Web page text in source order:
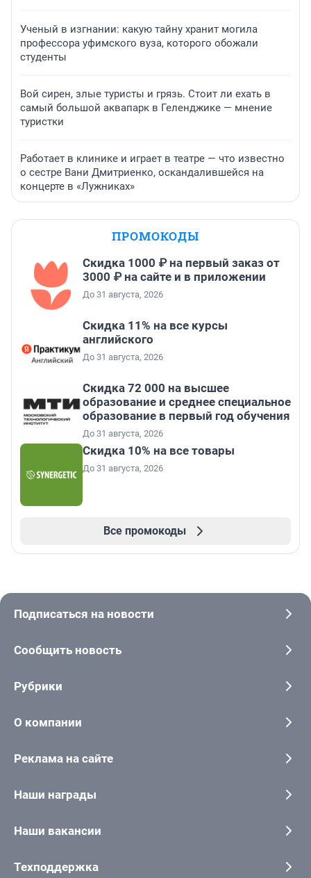
Ученый в изгнании: какую тайну хранит могила
профессора уфимского вуза, которого обожали
студенты
Вой сирен, злые туристы и грязь. Стоит ли ехать в
самый большой аквапарк в Геленджике — мнение
туристки
Работает в клинике и играет в театре — что известно
о сестре Вани Дмитриенко, оскандалившейся на
концерте в «Лужниках»
ПРОМОКОДЫ
Скидка 1000 ₽ на первый заказ от
3000 ₽ на сайте и в приложении
До 31 августа, 2026
Скидка 11% на все курсы
английского
До 31 августа, 2026
Скидка 72 000 на высшее
образование и среднее специальное
образование в первый год обучения
До 31 августа, 2026
Скидка 10% на все товары
До 31 августа, 2026
Все промокоды
Подписаться на новости
Сообщить новость
Рубрики
О компании
Реклама на сайте
Наши награды
Наши вакансии
Техподдержка